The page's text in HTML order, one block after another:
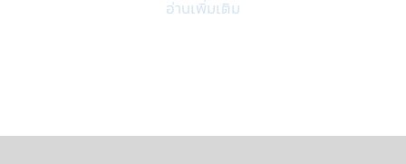
กับบุคคลภายนอก
ซึ่งรวมถึง:
อ่านเพิ่มเติม